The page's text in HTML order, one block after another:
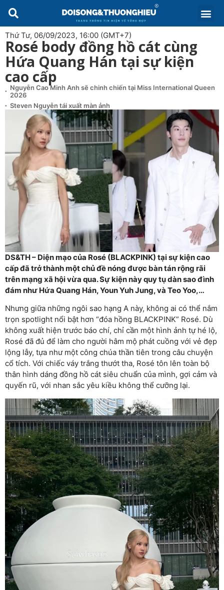
Thứ Tư, 06/09/2023, 16:00 (GMT+7)
Rosé body đồng hồ cát cùng
Hứa Quang Hán tại sự kiện
cao cấp
Nguyễn Cao Minh Anh sẽ chinh chiến tại Miss International Queen
2026
Steven Nguyễn tái xuất màn ảnh
DS&TH – Diện mạo của Rosé (BLACKPINK) tại sự kiện cao
cấp đã trở thành một chủ đề nóng được bàn tán rộng rãi
trên mạng xã hội vừa qua. Sự kiện này quy tụ dàn sao đình
đám như Hứa Quang Hán, Youn Yuh Jung, và Teo Yoo,…
Nhưng giữa những ngôi sao hạng A này, không ai có thể nắm
trọn spotlight nổi bật hơn “đóa hồng BLACKPINK” Rosé. Dù
không xuất hiện trước báo chí, chỉ cần một hình ảnh tự hé lộ,
Rosé đã đủ để làm cho người hâm mộ phát cuồng với vẻ đẹp
lộng lẫy, tựa như một công chúa thần tiên trong câu chuyện
cổ tích. Với chiếc váy trắng thướt tha, Rosé tôn lên toàn bộ
thân hình dáng đồng hồ cát siêu chuẩn của mình, gợi cảm và
quyến rũ, với nhan sắc yêu kiều không thể cưỡng lại.